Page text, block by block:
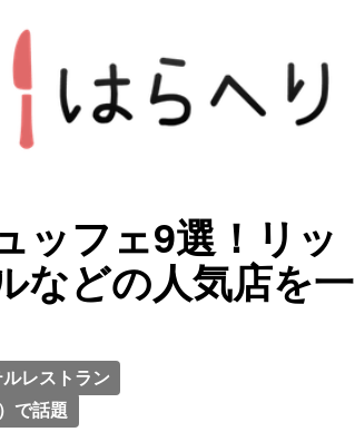
ッフェ9選！リッ
などの人気店を一
レストラン
で話題